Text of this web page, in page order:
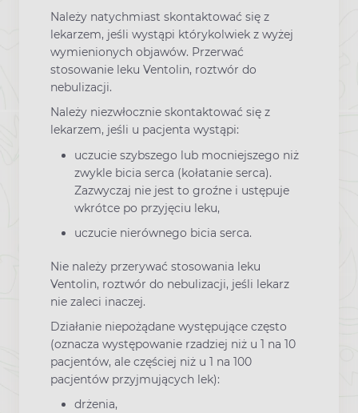
Należy natychmiast skontaktować się z
lekarzem, jeśli wystąpi którykolwiek z wyżej
wymienionych objawów. Przerwać
stosowanie leku Ventolin, roztwór do
nebulizacji.
Należy niezwłocznie skontaktować się z
lekarzem, jeśli u pacjenta wystąpi:
uczucie szybszego lub mocniejszego niż
zwykle bicia serca (kołatanie serca).
Zazwyczaj nie jest to groźne i ustępuje
wkrótce po przyjęciu leku,
uczucie nierównego bicia serca.
Nie należy przerywać stosowania leku
Ventolin, roztwór do nebulizacji, jeśli lekarz
nie zaleci inaczej.
Działanie niepożądane występujące często
(oznacza występowanie rzadziej niż u 1 na 10
pacjentów, ale częściej niż u 1 na 100
pacjentów przyjmujących lek):
drżenia,